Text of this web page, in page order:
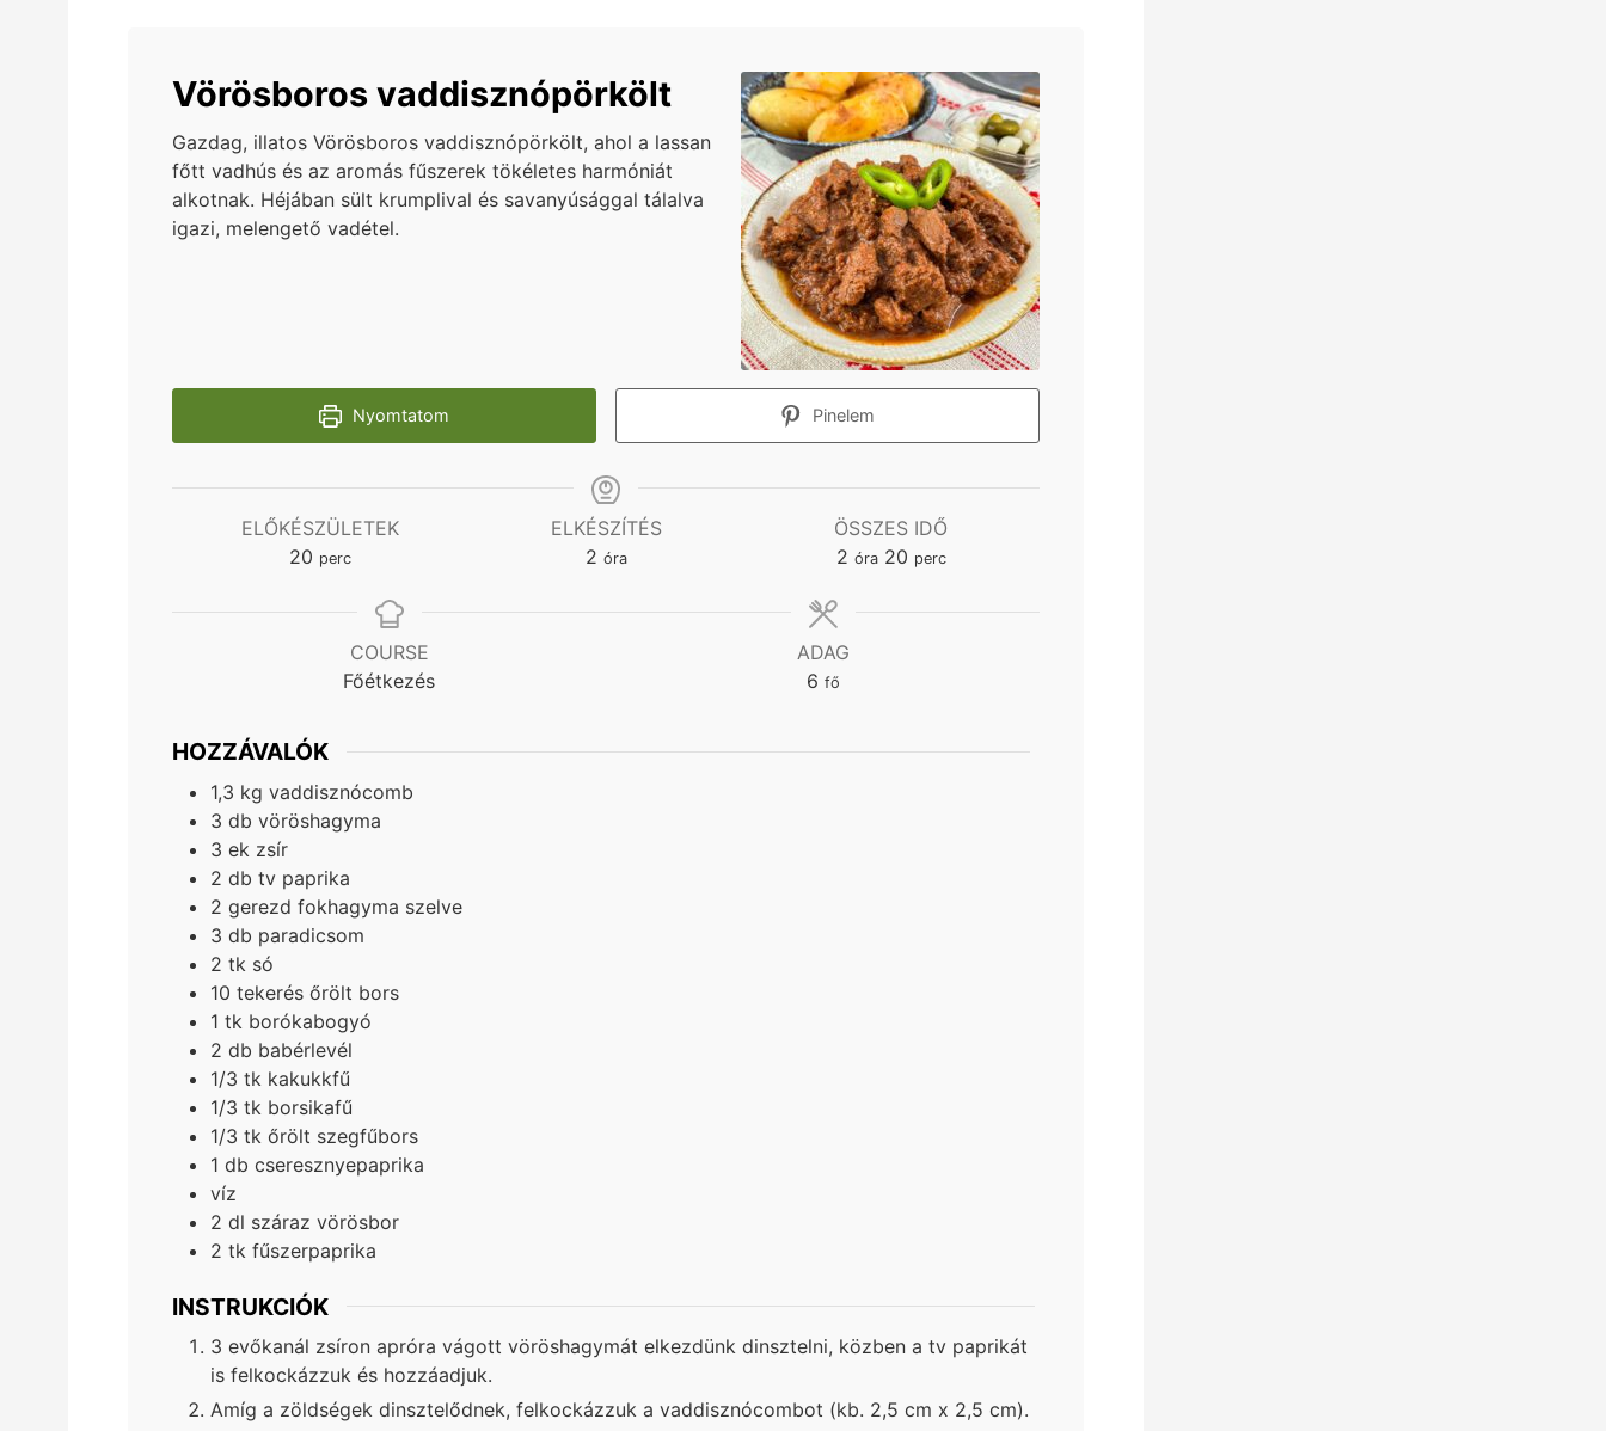
Vörösboros vaddisznópörkölt
Gazdag, illatos Vörösboros vaddisznópörkölt, ahol a lassan
főtt vadhús és az aromás fűszerek tökéletes harmóniát
alkotnak. Héjában sült krumplival és savanyúsággal tálalva
igazi, melengető vadétel.
Nyomtatom Pinelem
ELŐKÉSZÜLETEK
20 minutes
perc
ELKÉSZÍTÉS
2hours
óra
ÖSSZES IDŐ
2hours
óra 20minutes
perc
COURSE
Főétkezés
ADAG
6 fő
HOZZÁVALÓK
1,3 kg vaddisznócomb
3 db vöröshagyma
3 ek zsír
2 db tv paprika
2 gerezd fokhagyma szelve
3 db paradicsom
2 tk só
10 tekerés őrölt bors
1 tk borókabogyó
2 db babérlevél
1/3 tk kakukkfű
1/3 tk borsikafű
1/3 tk őrölt szegfűbors
1 db cseresznyepaprika
víz
2 dl száraz vörösbor
2 tk fűszerpaprika
INSTRUKCIÓK
3 evőkanál zsíron apróra vágott vöröshagymát elkezdünk dinsztelni, közben a tv paprikát
is felkockázzuk és hozzáadjuk.
Amíg a zöldségek dinsztelődnek, felkockázzuk a vaddisznócombot (kb. 2,5 cm x 2,5 cm).